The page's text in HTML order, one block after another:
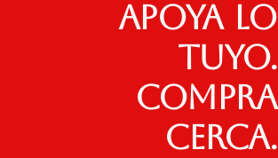
Apoya lo
tuyo.
Compra
cerca.